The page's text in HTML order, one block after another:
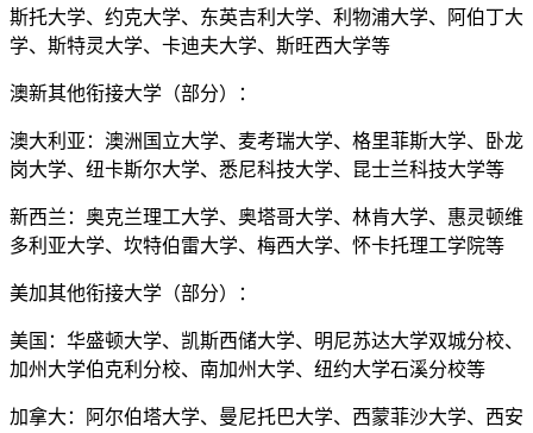
斯托大学、约克大学、东英吉利大学、利物浦大学、阿伯丁大
学、斯特灵大学、卡迪夫大学、斯旺西大学等
澳新其他衔接大学（部分）：
澳大利亚：澳洲国立大学、麦考瑞大学、格里菲斯大学、卧龙
岗大学、纽卡斯尔大学、悉尼科技大学、昆士兰科技大学等
新西兰：奥克兰理工大学、奥塔哥大学、林肯大学、惠灵顿维
多利亚大学、坎特伯雷大学、梅西大学、怀卡托理工学院等
美加其他衔接大学（部分）：
美国：华盛顿大学、凯斯西储大学、明尼苏达大学双城分校、
加州大学伯克利分校、南加州大学、纽约大学石溪分校等
加拿大：阿尔伯塔大学、曼尼托巴大学、西蒙菲沙大学、西安